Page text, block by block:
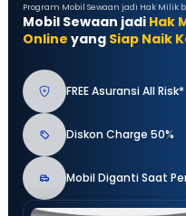
Program Mobil Sewaan jadi Hak Milik
Mobil Sewaan jadi Hak
Online yang Siap Naik
FREE Asuransi All Risk*
Diskon Charge 50%
Mobil Diganti Saat